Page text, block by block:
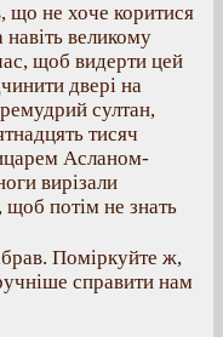
що не хоче коритися
великому
щоб видерти цей
двері на
султан,
тисяч
Асланом-
вирізали
щоб потім не знать
Поміркуйте ж,
справити нам